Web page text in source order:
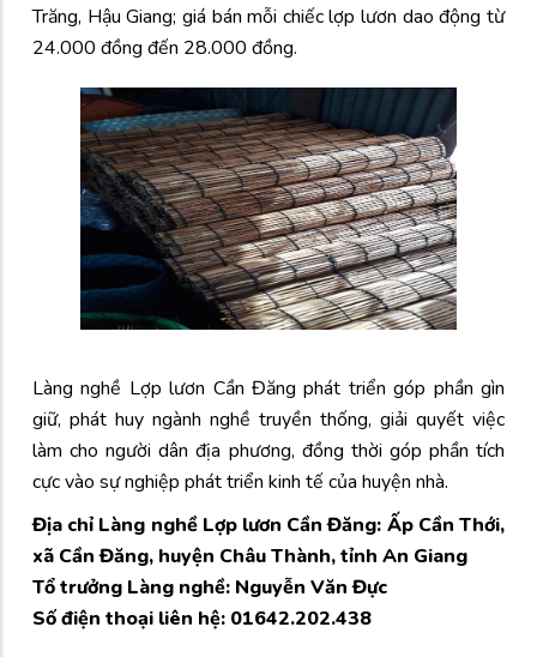
Trăng, Hậu Giang; giá bán mỗi chiếc lợp lươn dao động từ
24.000 đồng đến 28.000 đồng.
Làng nghề Lợp lươn Cần Đăng phát triển góp phần gìn
giữ, phát huy ngành nghề truyền thống, giải quyết việc
làm cho người dân địa phương, đồng thời góp phần tích
cực vào sự nghiệp phát triển kinh tế của huyện nhà.
Địa chỉ Làng nghề Lợp lươn Cần Đăng: Ấp Cần Thới,
xã Cần Đăng, huyện Châu Thành, tỉnh An Giang
Tổ trưởng Làng nghề: Nguyễn Văn Đực
Số điện thoại liên hệ: 01642.202.438